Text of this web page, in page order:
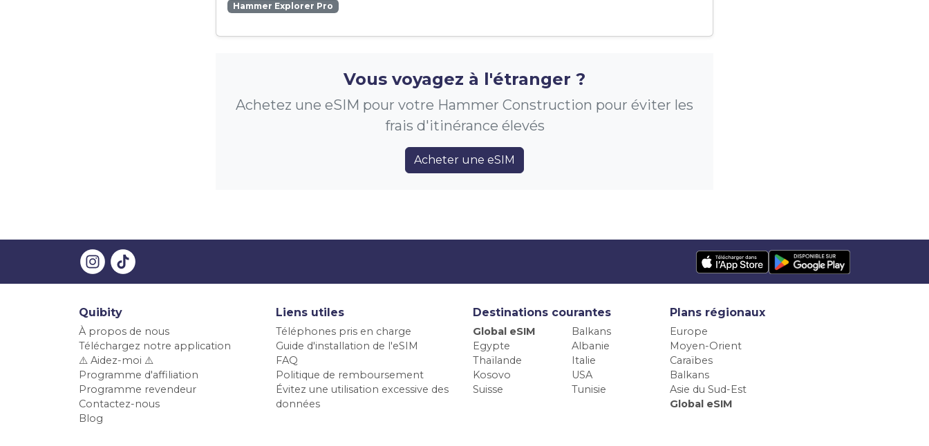
Hammer Explorer Pro
Vous voyagez à l'étranger ?
Achetez une eSIM pour votre Hammer Construction pour éviter les
frais d'itinérance élevés
Acheter une eSIM
Quibity
À propos de nous
Téléchargez notre application
⚠️ Aidez-moi ⚠️
Programme d'affiliation
Programme revendeur
Contactez-nous
Blog
Liens utiles
Téléphones pris en charge
Guide d'installation de l'eSIM
FAQ
Politique de remboursement
Évitez une utilisation excessive des
données
Destinations courantes
Global eSIM
Balkans
Egypte
Albanie
Thaïlande
Italie
Kosovo
USA
Suisse
Tunisie
Plans régionaux
Europe
Moyen-Orient
Caraïbes
Balkans
Asie du Sud-Est
Global eSIM